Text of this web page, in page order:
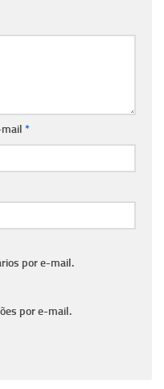
*
por e-mail.
por e-mail.